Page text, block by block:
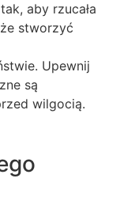
aby rzucała
stworzyć
Upewnij
są
wilgocią.